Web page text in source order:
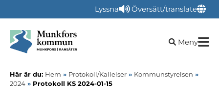
Lyssna Översätt/translate
Öppna
Meny
Här är du: Hem » Protokoll/Kallelser » Kommunstyrelsen »
2024 » Protokoll KS 2024-01-15